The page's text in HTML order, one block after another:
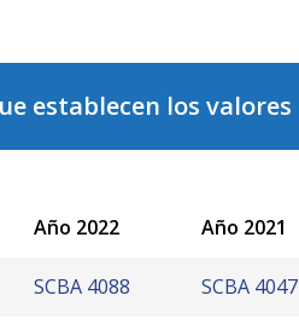
establecen los valores
Año 2022 Año 2021
SCBA 4088 SCBA 4047